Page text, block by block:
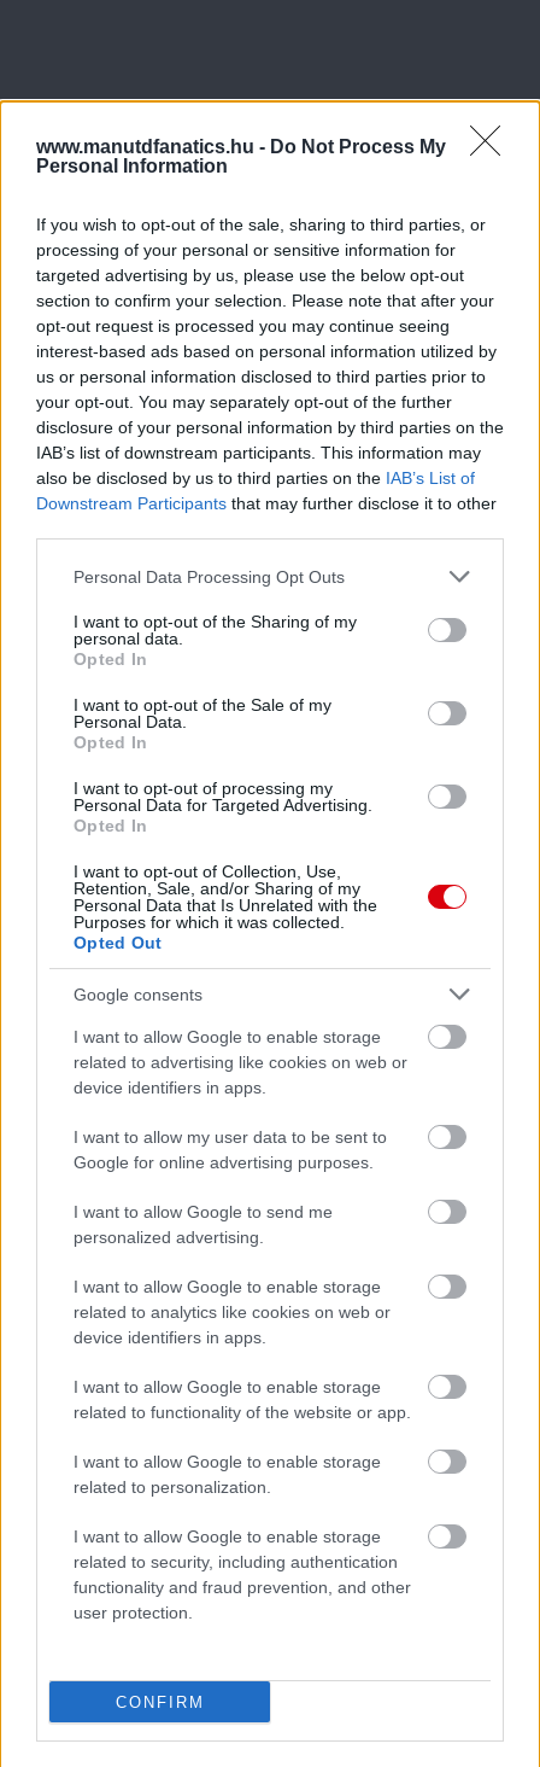
www.manutdfanatics.hu - Do Not Process My
Personal Information
If you wish to opt-out of the sale, sharing to third parties, or
processing of your personal or sensitive information for
targeted advertising by us, please use the below opt-out
section to confirm your selection. Please note that after your
opt-out request is processed you may continue seeing
interest-based ads based on personal information utilized by
us or personal information disclosed to third parties prior to
your opt-out. You may separately opt-out of the further
disclosure of your personal information by third parties on the
IAB’s list of downstream participants. This information may
also be disclosed by us to third parties on the IAB’s List of
Downstream Participants that may further disclose it to other
Please note that this website/app uses one or more Google
not limited to your visit or usage behaviour. You may click to
grant or deny consent to Google and its third-party tags to
use your data for below specified purposes in below Google
consent section.
Personal Data Processing Opt Outs
I want to opt-out of the Sharing of my
personal data.
Opted In
I want to opt-out of the Sale of my
Personal Data.
Opted In
I want to opt-out of processing my
Personal Data for Targeted Advertising.
Opted In
I want to opt-out of Collection, Use,
Retention, Sale, and/or Sharing of my
Personal Data that Is Unrelated with the
Purposes for which it was collected.
Opted Out
Google consents
I want to allow Google to enable storage
related to advertising like cookies on web or
device identifiers in apps.
I want to allow my user data to be sent to
Google for online advertising purposes.
I want to allow Google to send me
personalized advertising.
I want to allow Google to enable storage
related to analytics like cookies on web or
device identifiers in apps.
I want to allow Google to enable storage
related to functionality of the website or app.
I want to allow Google to enable storage
related to personalization.
I want to allow Google to enable storage
related to security, including authentication
functionality and fraud prevention, and other
user protection.
CONFIRM
Meccs Center
Paris Saint-Germainvs
Manchester United
Felkészülési szezon 4. mérkőzés
Nya Ullevi, Göteborg
1 nap 10 óra 11 perc 50 másodperc
Leeds UnitedvsManchester United2026-08-12 20:30
AC Milan vsManchester United2026-08-15 18:00
ELŐZŐ MÉRKŐZÉSEK
Támogatás
Támogasd adományoddal
a ManUtdFanatics.hu működését!
RATCLIFFE: HIBA VOLT A
NYÁRON KITARTANI TEN
HAG MELLETT